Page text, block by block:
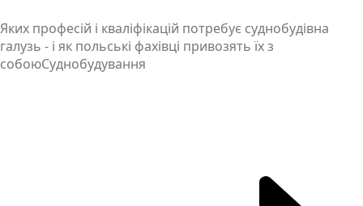
Яких професій і кваліфікацій потребує суднобудівна
галузь - і як польські фахівці привозять їх з
собоюСуднобудування